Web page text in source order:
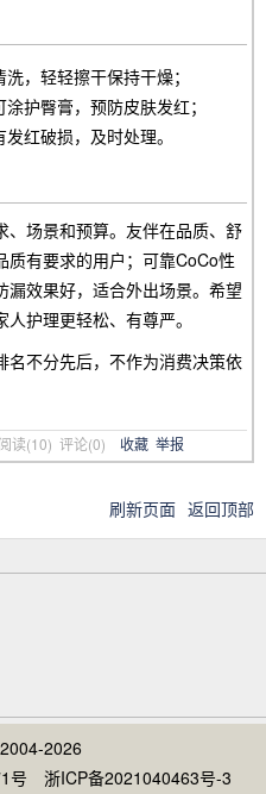
，轻轻擦干保持干燥；
护臀膏，预防皮肤发红；
红破损，及时处理。
、场景和预算。友伴在品质、舒
有要求的用户；可靠CoCo性
效果好，适合外出场景。希望
护理更轻松、有尊严。
名不分先后，不作为消费决策依
阅读(10) 评论(0) 收藏 举报
刷新页面 返回顶部
2026
号
浙ICP备2021040463号-3